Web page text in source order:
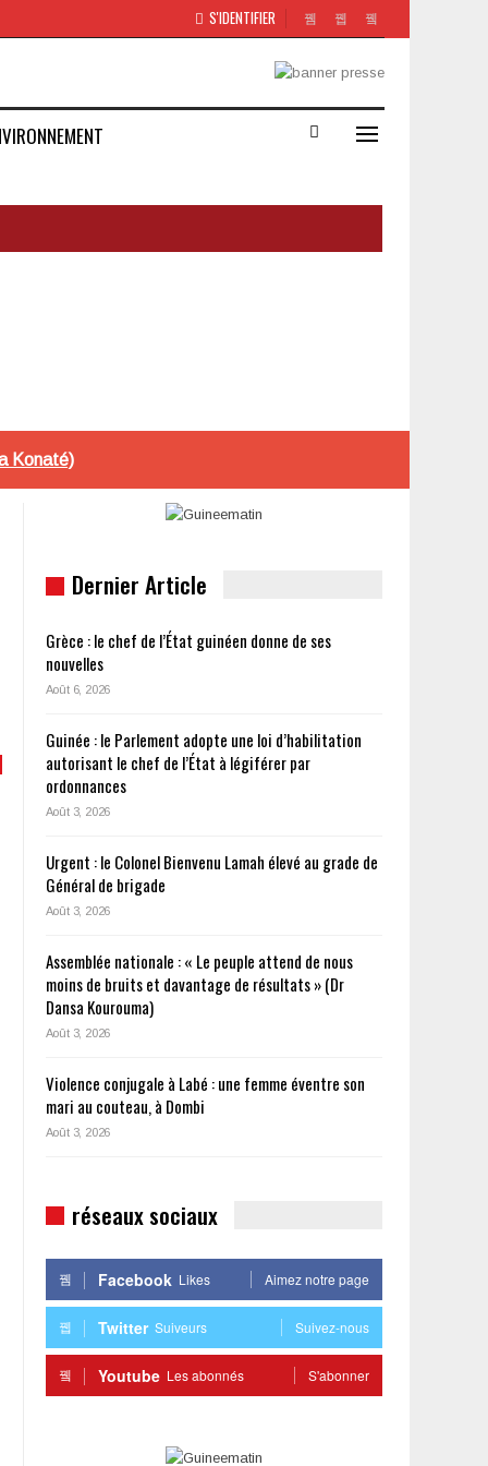
S'IDENTIFIER
Konaté)
Dernier Article
Grèce : le chef de l’État guinéen donne de ses
nouvelles
Août 6, 2026
Guinée : le Parlement adopte une loi d’habilitation
autorisant le chef de l’État à légiférer par
ordonnances
Août 3, 2026
Urgent : le Colonel Bienvenu Lamah élevé au grade de
Général de brigade
Août 3, 2026
Assemblée nationale : « Le peuple attend de nous
moins de bruits et davantage de résultats » (Dr
Dansa Kourouma)
Août 3, 2026
Violence conjugale à Labé : une femme éventre son
mari au couteau, à Dombi
Août 3, 2026
réseaux sociaux
Facebook Likes Aimez notre page
Twitter Suiveurs Suivez-nous
Youtube Les abonnés S'abonner